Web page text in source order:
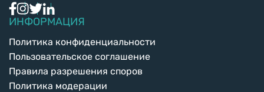
ИНФОРМАЦИЯ
Политика конфиденциальности
Пользовательское соглашение
Правила разрешения споров
Политика модерации